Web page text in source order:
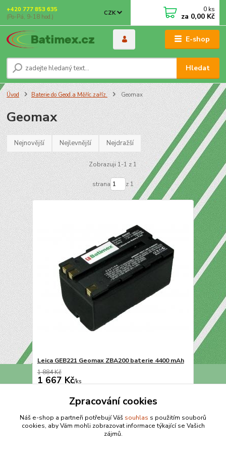
E-shop
CZK
Hledat
+420 777 853 635
(Po-Pá, 9-18 hod.)
0 ks
za 0,00 Kč
Úvod Baterie do Geod.a Měříc.zaříz. Geomax
Geomax
Nejnovější Nejlevnější Nejdražší
Zobrazuji 1-1 z 1
strana z 1
Leica GEB221 Geomax ZBA200 baterie 4400 mAh
1 884 Kč
1 667 Kč/ks
Přidat do košíku
strana z 1
Zpracování cookies
Náš e-shop a partneři potřebují Váš souhlas s použitím souborů
cookies, aby Vám mohli zobrazovat informace týkající se Vašich
zájmů.